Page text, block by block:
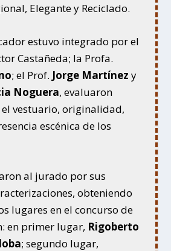
Elegante y Reciclado.
estuvo integrado por el
Castañeda; la Profa.
; el Prof. Jorge Martínez y
Noguera, evaluaron
vestuario, originalidad,
escénica de los
al jurado por sus
obteniendo
lugares en el concurso de
en primer lugar, Rigoberto
; segundo lugar,